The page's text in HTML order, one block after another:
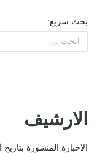
بحث سريع:
الارشيف
الاخبارة المنشورة بتاريخ